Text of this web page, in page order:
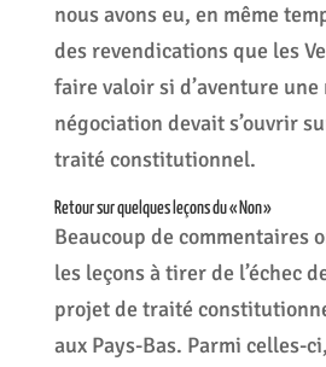
nous avons eu, en même
des revendications que les
faire valoir si d’aventure une
négociation devait s’ouvrir
traité constitutionnel.
Retour sur quelques leçons du « Non »
Beaucoup de commentaires
les leçons à tirer de l’échec
projet de traité
aux Pays-Bas. Parmi celles-